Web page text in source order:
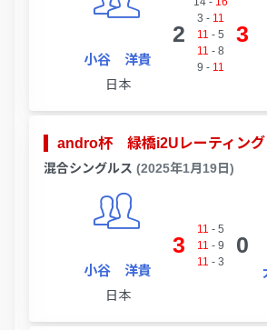
小谷 洋貴
日本
2
3 - 11
11 - 5
11 - 8
9 - 11
3
andro杯 緑橋i2Uレーティング
混合シングルス (2025年1月19日)
小谷 洋貴
日本
3
11 - 5
11 - 9
11 - 3
0